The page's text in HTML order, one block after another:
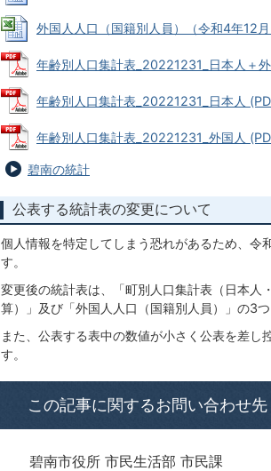
外国人人口（国籍別人員）（令和4年12
年齢別人口集計表_20221231_日本人＋
年齢別人口集計表_20221231_日本人
年齢別人口集計表_20221231_外国人
碧南の統計
公表する統計表の変更について
個人情報を特定してしまう恐れがあるため、令
す。
変更後の統計表は、「町別人口集計表（日本人
算）」及び「外国人人口（国籍別人員）」の3つ
また、公表する表中の数値が小さく公表を差し
す。
この記事に関するお問い合わせ先
碧南市役所 市民生活部 市民課